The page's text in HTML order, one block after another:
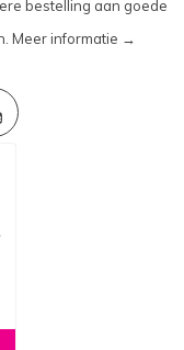
bestelling aan goede
Meer informatie →